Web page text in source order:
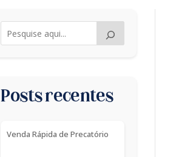
Posts recentes
Venda Rápida de Precatório